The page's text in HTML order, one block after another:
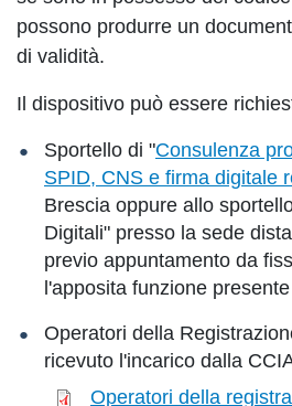
possono produrre un
di validità.
Il dispositivo può essere
Sportello di "Consulenza
SPID, CNS e firma digitale
Brescia oppure allo
Digitali" presso la sede
previo appuntamento da
l'apposita funzione
Operatori della
ricevuto l'incarico dalla
Operatori della